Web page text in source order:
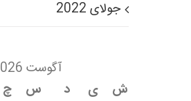
جولای 2022
آگوست 2026
ش
ی د س چ